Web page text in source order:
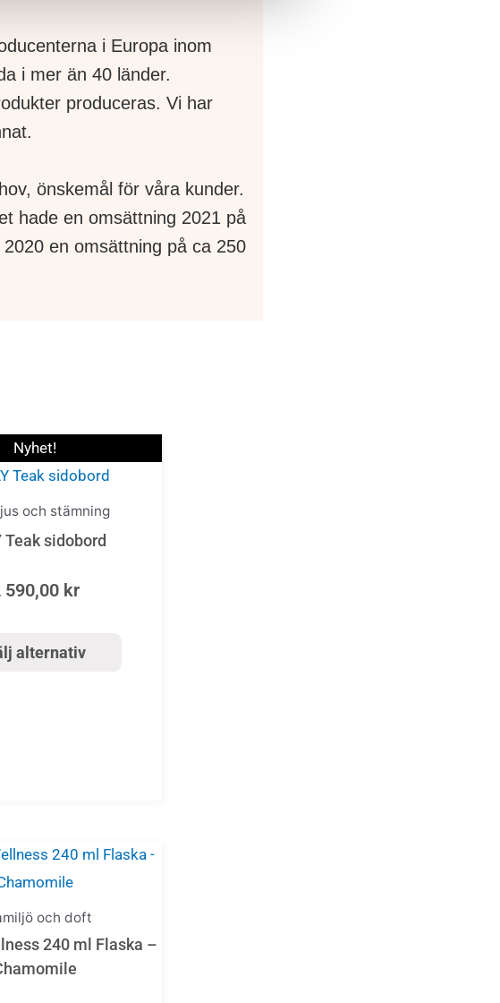
i Europa inom
i mer än 40 länder.
produceras. Vi har
önskemål för våra kunder.
hade en omsättning 2021 på
en omsättning på ca 250
Nyhet!
och stämning
Teak sidobord
590,00 kr
alternativ
Den
här
produkten
har
varianter.
och doft
240 ml Flaska –